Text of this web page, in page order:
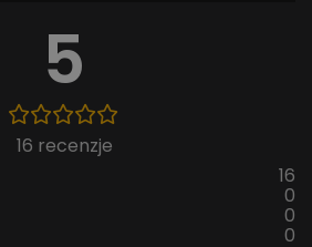
5
16 recenzje
16
0
0
0